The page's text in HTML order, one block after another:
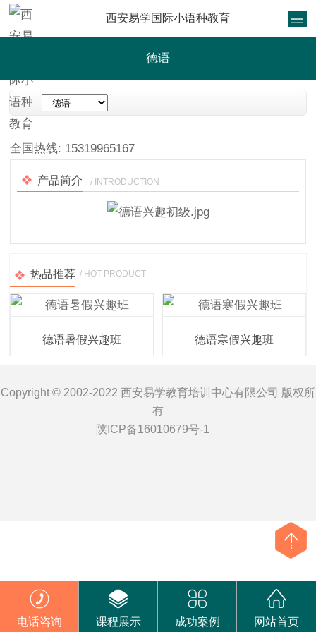
西安易学国际小语种教育
德语
全国热线: 15319965167
产品简介 / INTRODUCTION
热品推荐 / HOT PRODUCT
德语暑假兴趣班 德语寒假兴趣班
Copyright © 2002-2022 西安易学教育培训中心有限公司 版权所
有
陕ICP备16010679号-1
电话咨询 课程展示 成功案例 网站首页